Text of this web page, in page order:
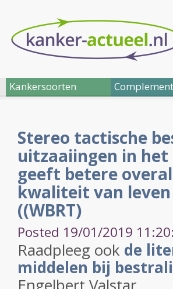
Kankersoorten
Stereo tactische
uitzaaiingen in
geeft betere
kwaliteit van
((WBRT)
Posted 19/01/2019
Raadpleeg ook de
middelen bij